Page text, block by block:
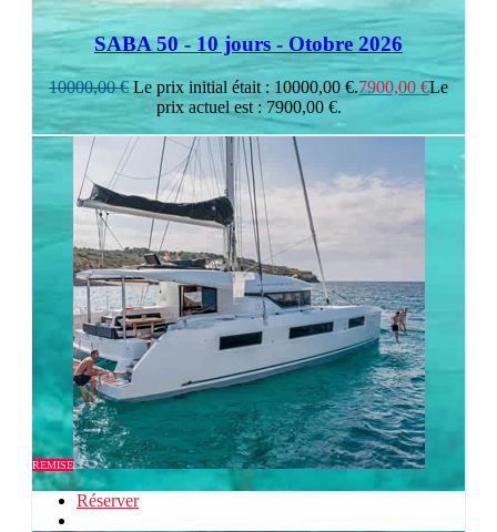
SABA 50 - 10 jours - Otobre 2026
10000,00€ Le prix initial était : 10000,00 €.7900,00 €Le
prix actuel est : 7900,00 €.
REMISE
Réserver